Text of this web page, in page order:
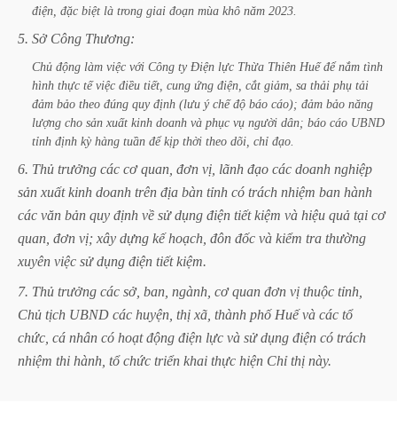
điện, đặc biệt là trong giai đoạn mùa khô năm 2023.
5. Sở Công Thương:
Chủ động làm việc với Công ty Điện lực Thừa Thiên Huế để nắm tình
hình thực tế việc điều tiết, cung ứng điện, cắt giảm, sa thải phụ tải
đảm bảo theo đúng quy định (lưu ý chế độ báo cáo); đảm bảo năng
lượng cho sản xuất kinh doanh và phục vụ người dân; báo cáo UBND
tỉnh định kỳ hàng tuần để kịp thời theo dõi, chỉ đạo.
6. Thủ trưởng các cơ quan, đơn vị, lãnh đạo các doanh nghiệp
sản xuất kinh doanh trên địa bàn tỉnh có trách nhiệm ban hành
các văn bản quy định về sử dụng điện tiết kiệm và hiệu quả tại cơ
quan, đơn vị; xây dựng kế hoạch, đôn đốc và kiểm tra thường
xuyên việc sử dụng điện tiết kiệm.
7. Thủ trưởng các sở, ban, ngành, cơ quan đơn vị thuộc tỉnh,
Chủ tịch UBND các huyện, thị xã, thành phố Huế và các tổ
chức, cá nhân có hoạt động điện lực và sử dụng điện có trách
nhiệm thi hành, tổ chức triển khai thực hiện Chỉ thị này.